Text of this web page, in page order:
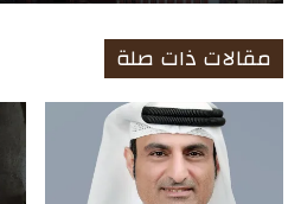
مقالات ذات صلة